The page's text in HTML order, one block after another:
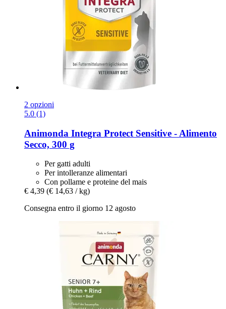
2 opzioni
5.0 (1)
Animonda Integra Protect Sensitive -​ Alimento
Secco, 300 g
Per gatti adulti
Per intolleranze alimentari
Con pollame e proteine del mais
€ 4,39 (€ 14,63 / kg)
Consegna entro il giorno 12 agosto